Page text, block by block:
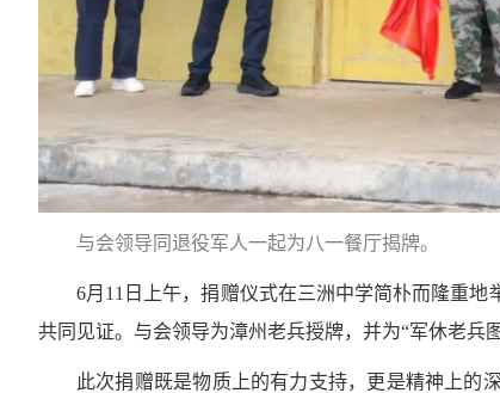
与会领导同退役军人一起为八一餐厅揭牌。
6月11日上午，捐赠仪式在三洲中学简朴而隆重
共同见证。与会领导为漳州老兵授牌，并为“军休老兵
此次捐赠既是物质上的有力支持，更是精神上的